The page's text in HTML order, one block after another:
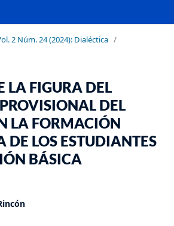
2 Núm. 24 (2024): Dialéctica /
LA FIGURA DEL
DEL
LA FORMACIÓN
LOS ESTUDIANTES
BÁSICA